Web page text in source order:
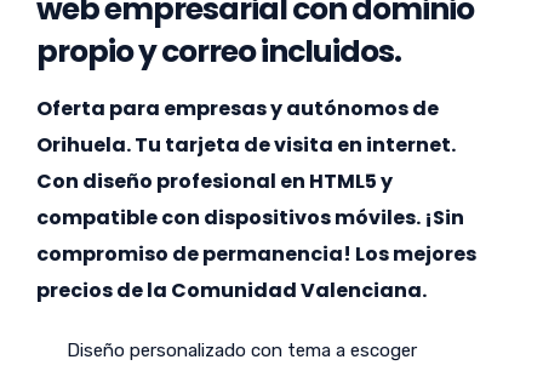
web empresarial con dominio
propio y correo incluidos.
Oferta para empresas y autónomos de
Orihuela. Tu tarjeta de visita en internet.
Con diseño profesional en HTML5 y
compatible con dispositivos móviles. ¡Sin
compromiso de permanencia! Los mejores
precios de la Comunidad Valenciana.
Diseño personalizado con tema a escoger